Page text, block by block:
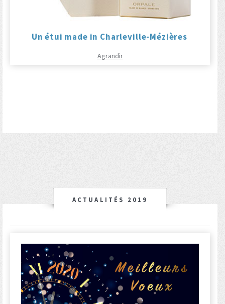
Un étui made in Charleville-Mézières
Agrandir
ACTUALITÉS 2019